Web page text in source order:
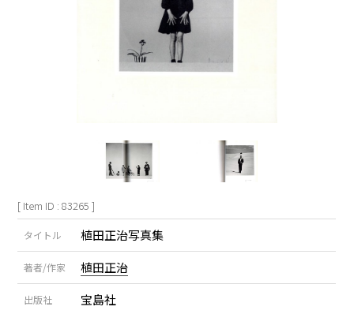
[ Item ID : 83265 ]
タイトル 植田正治写真集
著者/作家 植田正治
出版社 宝島社